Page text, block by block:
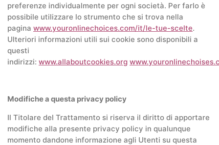
preferenze individualmente per ogni società. Per farlo è
possibile utilizzare lo strumento che si trova nella
pagina www.youronlinechoices.com/it/le-tue-scelte.
Ulteriori informazioni utili sui cookie sono disponibili a
questi
indirizzi: www.allaboutcookies.org
Modifiche a questa privacy policy
Il Titolare del Trattamento si riserva il diritto di apportare
modifiche alla presente privacy policy in qualunque
momento dandone informazione agli Utenti su questa